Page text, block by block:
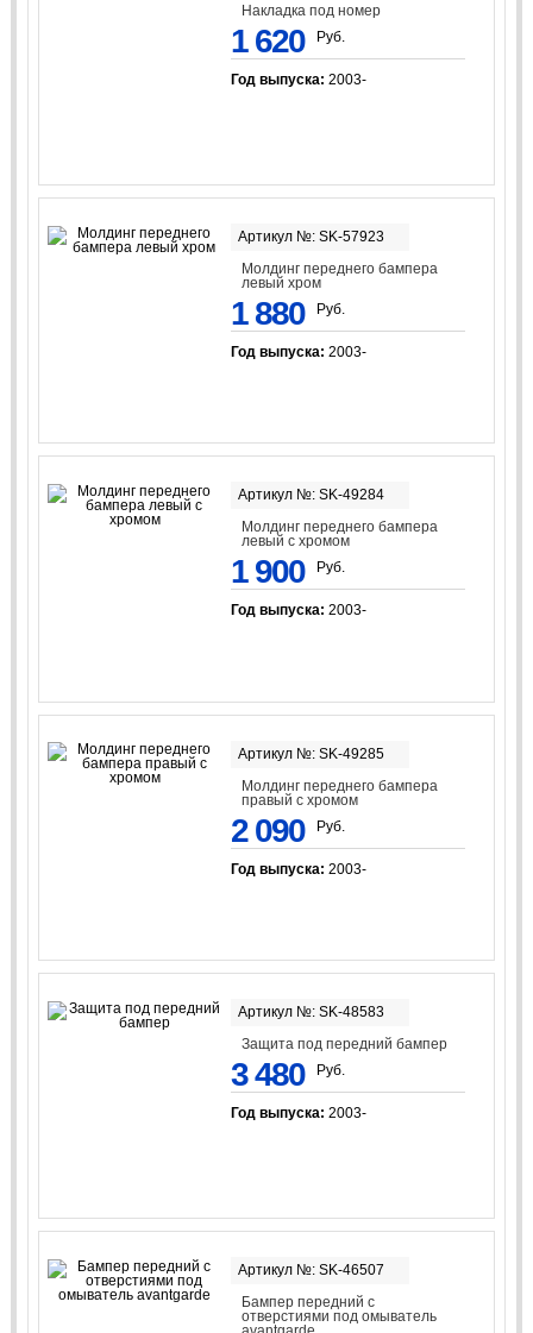
Накладка под номер
1 620 Руб.
Год выпуска: 2003-
Артикул №: SK-57923
Молдинг переднего бампера
левый хром
1 880 Руб.
Год выпуска: 2003-
Артикул №: SK-49284
Молдинг переднего бампера
левый с хромом
1 900 Руб.
Год выпуска: 2003-
Артикул №: SK-49285
Молдинг переднего бампера
правый с хромом
2 090 Руб.
Год выпуска: 2003-
Артикул №: SK-48583
Защита под передний бампер
3 480 Руб.
Год выпуска: 2003-
Артикул №: SK-46507
Бампер передний с
отверстиями под омыватель